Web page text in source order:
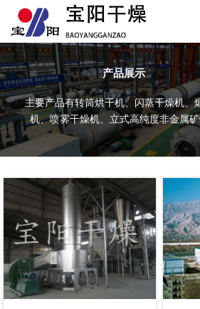
产品展示
主要产品有转筒烘干机、闪蒸干燥机、
机、喷雾干燥机、立式高纯度非金属矿